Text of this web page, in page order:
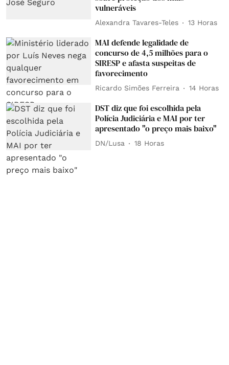
vulneráveis
Alexandra Tavares-Teles 13 Horas
MAI defende legalidade de
concurso de 4,5 milhões para o
SIRESP e afasta suspeitas de
favorecimento
Ricardo Simões Ferreira 14 Horas
DST diz que foi escolhida pela
Polícia Judiciária e MAI por ter
apresentado "o preço mais baixo"
DN/Lusa 18 Horas